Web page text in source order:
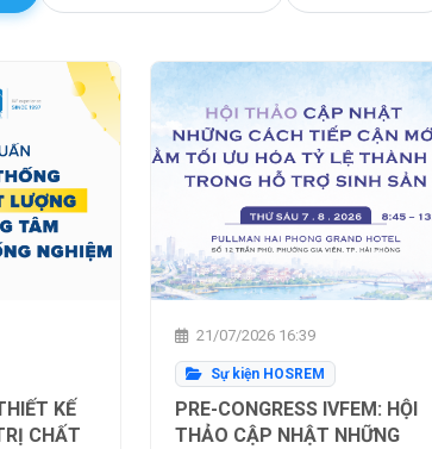
KẾ
CHẤT
21/07/2026 16:39
Sự kiện HOSREM
PRE-CONGRESS IVFEM: HỘI
THẢO CẬP NHẬT NHỮNG